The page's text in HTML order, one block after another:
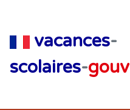
vacances-
scolaires-gouv